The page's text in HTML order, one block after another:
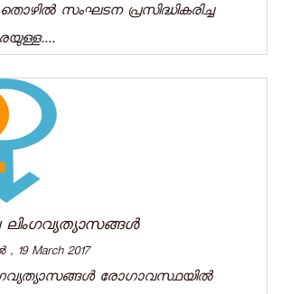
സംഘടന പ്രസിദ്ധികരിച്ച
ലിംഗവ്യത്യാസങ്ങള്‍
March 2017
രോഗാവസ്ഥയില്‍